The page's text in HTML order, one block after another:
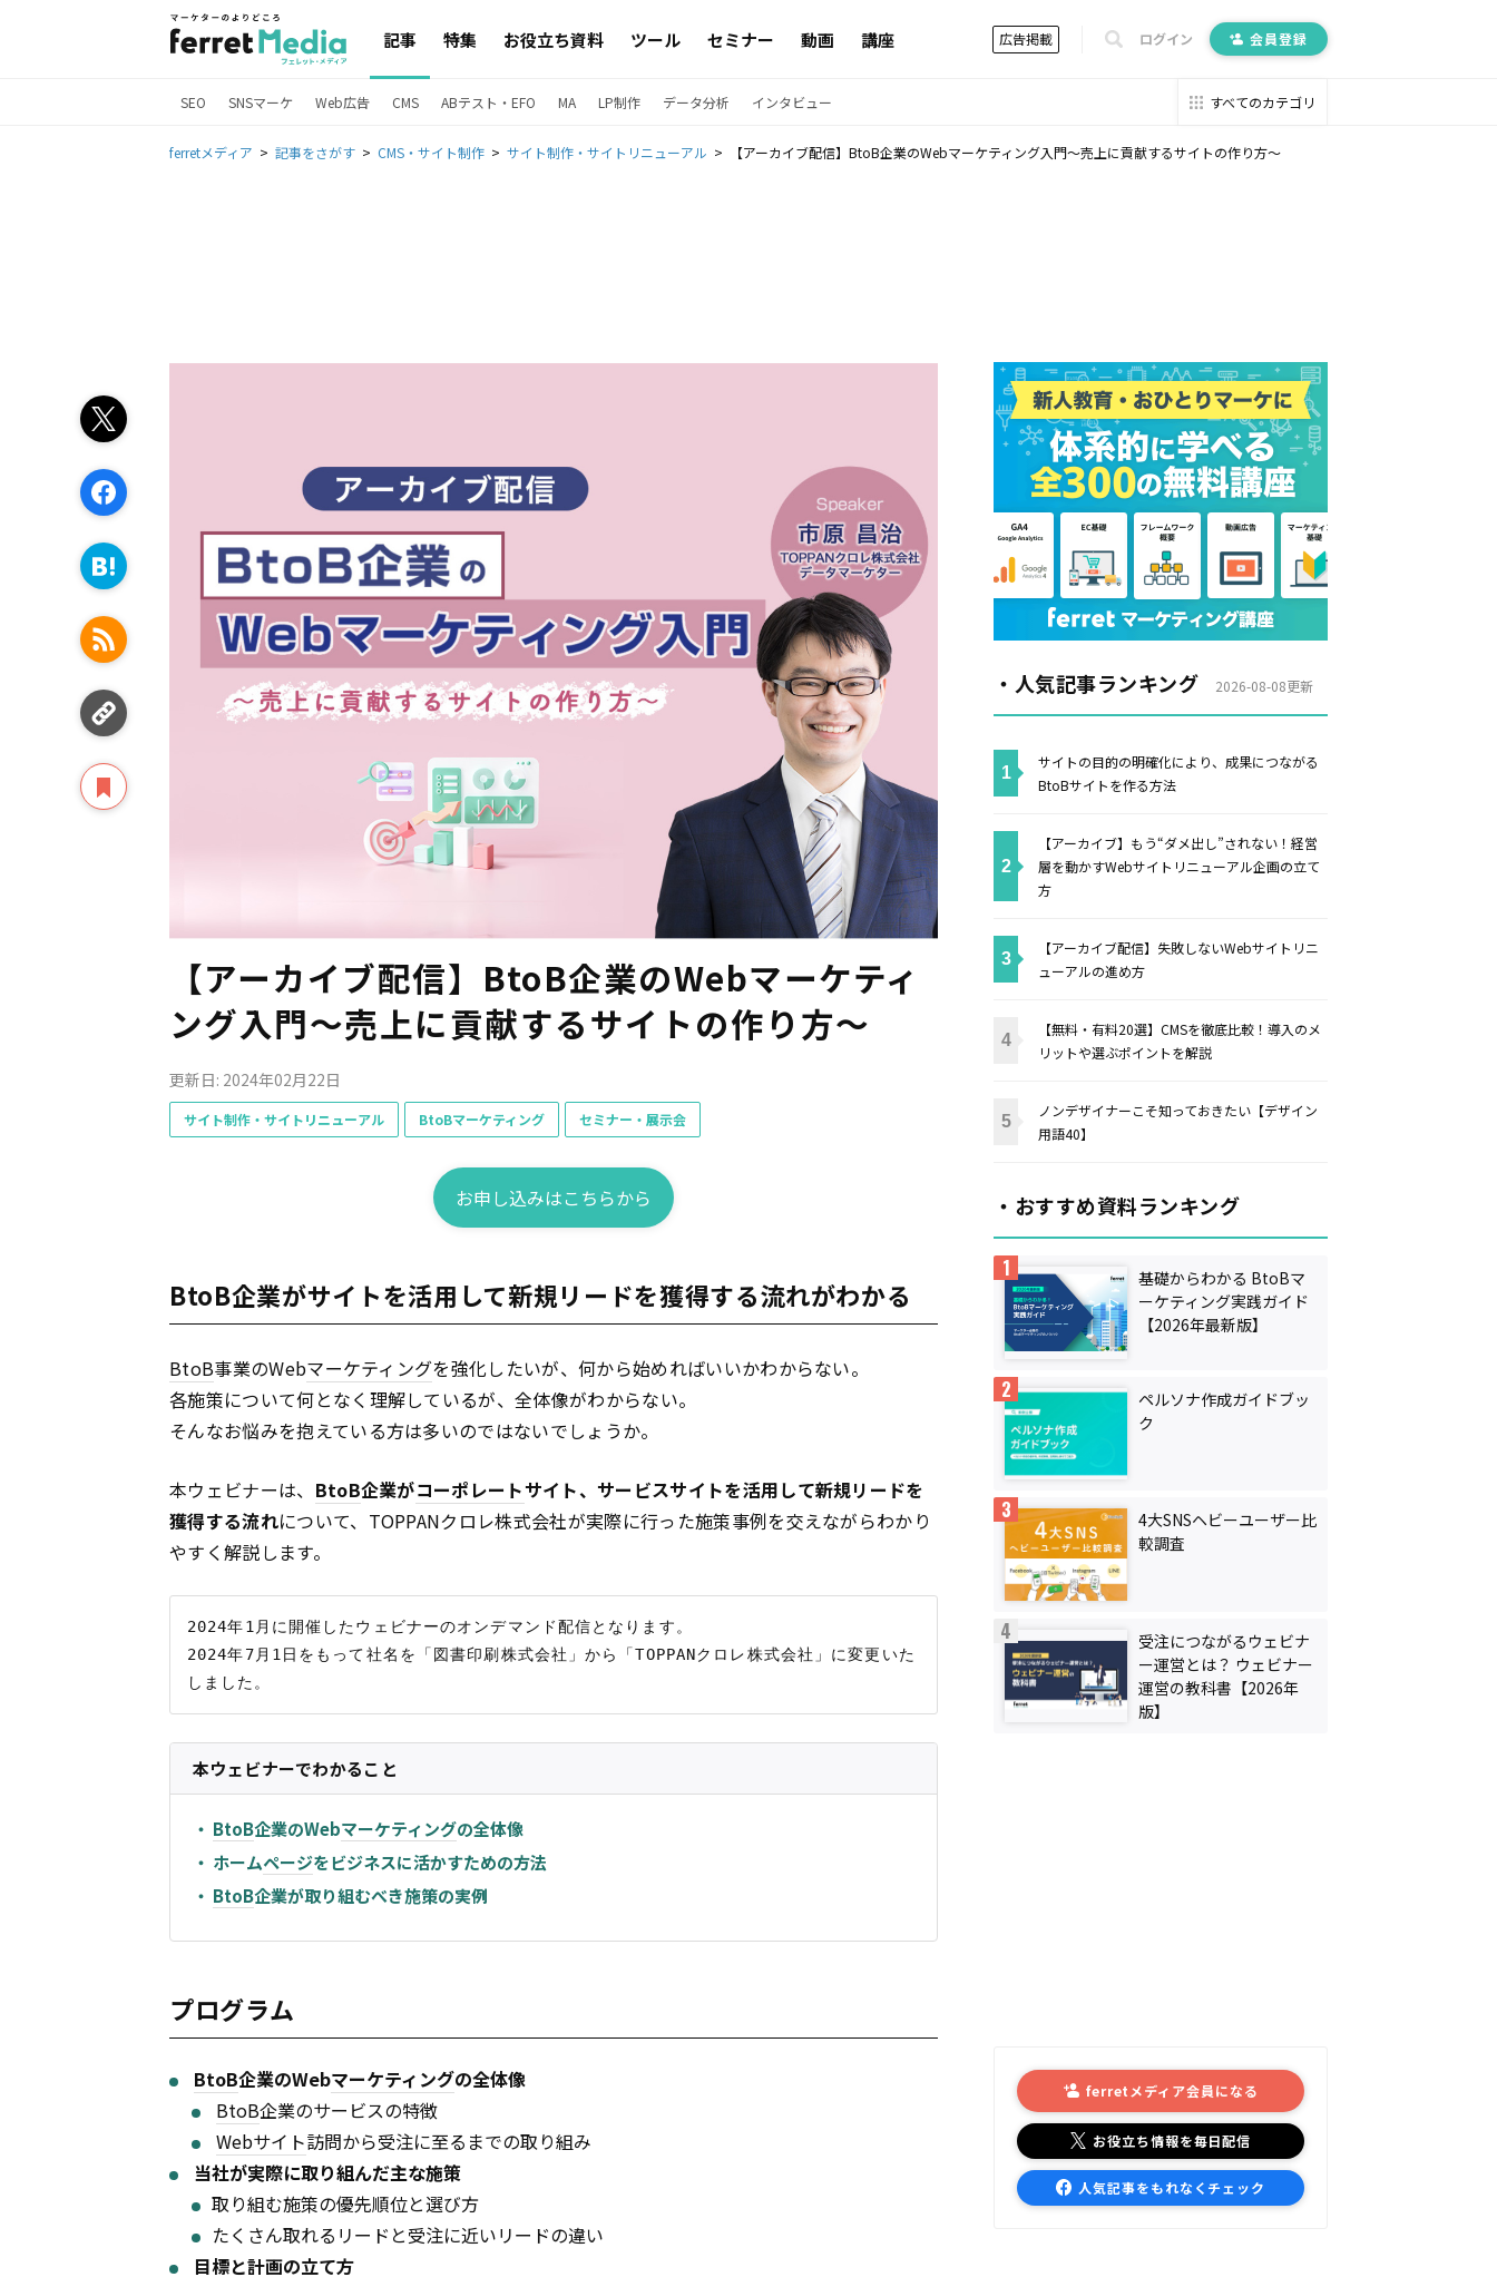
記事 特集 お役立ち資料 ツール セミナー 動画 講座 広告掲載 ログイン 会員登録
SEO SNSマーケ Web広告 CMS ABテスト・EFO MA LP制作 データ分析 インタビュー すべてのカテゴリ
ferretメディア 記事をさがす CMS・サイト制作 サイト制作・サイトリニューアル 【アーカイブ配信】BtoB企業のWebマーケティング入門～売上に貢献するサイトの作り方～
【アーカイブ配信】BtoB企業のWebマーケティ
ング入門～売上に貢献するサイトの作り方～
更新日: 2024年02月22日
サイト制作・サイトリニューアル BtoBマーケティング セミナー・展示会
お申し込みはこちらから
BtoB企業がサイトを活用して新規リードを獲得する流れがわかる
BtoB事業のWebマーケティングを強化したいが、何から始めればいいかわからない。
各施策について何となく理解しているが、全体像がわからない。
そんなお悩みを抱えている方は多いのではないでしょうか。
本ウェビナーは、 BtoB企業がコーポレートサイト、サービスサイトを活用して新規リードを
獲得する流れについて、TOPPANクロレ株式会社が実際に行った施策事例を交えながらわかり
やすく解説します。
2024年1月に開催したウェビナーのオンデマンド配信となります。
2024年7月1日をもって社名を「図書印刷株式会社」から「TOPPANクロレ株式会社」に変更いた
本ウェビナーでわかること
・ BtoB企業のWebマーケティングの全体像
・ ホームページをビジネスに活かすための方法
・ BtoB企業が取り組むべき施策の実例
プログラム
BtoB企業のWebマーケティングの全体像
BtoB企業のサービスの特徴
Webサイト訪問から受注に至るまでの取り組み
当社が実際に取り組んだ主な施策
取り組む施策の優先順位と選び方
たくさん取れるリードと受注に近いリードの違い
目標と計画の立て方
・人気記事ランキング 2026-08-08更新
サイトの目的の明確化により、成果につながる
BtoBサイトを作る方法
【アーカイブ】もう“ダメ出し”されない！経営
層を動かすWebサイトリニューアル企画の立て
方
【アーカイブ配信】失敗しないWebサイトリニ
ューアルの進め方
【無料・有料20選】CMSを徹底比較！導入のメ
リットや選ぶポイントを解説
ノンデザイナーこそ知っておきたい【デザイン
用語40】
・おすすめ資料ランキング
基礎からわかる BtoBマ
ーケティング実践ガイド
【2026年最新版】
ペルソナ作成ガイドブッ
ク
4大SNSヘビーユーザー比
較調査
受注につながるウェビナ
ー運営とは？ ウェビナー
運営の教科書【2026年
版】
ferretメディア会員になる
お役立ち情報を毎日配信
人気記事をもれなくチェック